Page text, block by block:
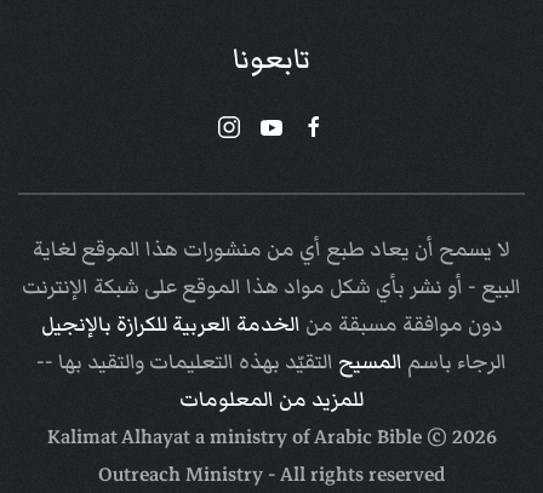
تابعونا
لا يسمح أن يعاد طبع أي من منشورات هذا الموقع لغاية
البيع - أو نشر بأي شكل مواد هذا الموقع على شبكة الإنترنت
دون موافقة مسبقة من الخدمة العربية للكرازة بالإنجيل
الرجاء باسم المسيح التقيّد بهذه التعليمات والتقيد بها --
للمزيد من المعلومات
2026
© Kalimat Alhayat a ministry of
Arabic Bible
Outreach Ministry- All rights reserved